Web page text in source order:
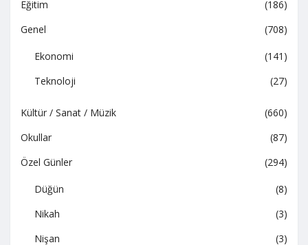
Eğitim
(186)
Genel
(708)
Ekonomi
(141)
Teknoloji
(27)
Kültür / Sanat / Müzik
(660)
Okullar
(87)
Özel Günler
(294)
Düğün
(8)
Nikah
(3)
Nişan
(3)